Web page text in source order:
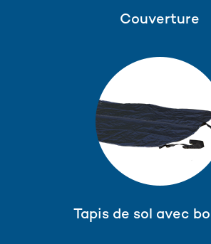
Couverture
Tapis de sol avec